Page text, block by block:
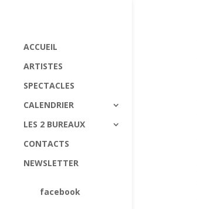
ACCUEIL
ARTISTES
SPECTACLES
CALENDRIER
LES 2 BUREAUX
CONTACTS
NEWSLETTER
facebook